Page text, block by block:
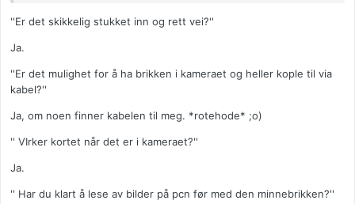
''Er det skikkelig stukket inn og rett vei?''
Ja.
''Er det mulighet for å ha brikken i kameraet og heller kople til via
kabel?''
Ja, om noen finner kabelen til meg. *rotehode* ;o)
'' VIrker kortet når det er i kameraet?''
Ja.
'' Har du klart å lese av bilder på pcn før med den minnebrikken?''